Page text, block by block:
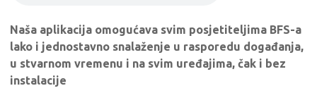
Naša aplikacija omogućava svim posjetiteljima BFS-a
lako i jednostavno snalaženje u rasporedu događanja,
u stvarnom vremenu i na svim uređajima, čak i bez
instalacije